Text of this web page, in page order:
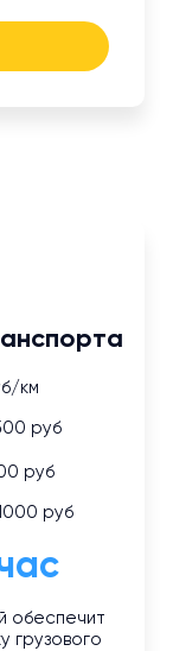
км
руб
руб
руб
обеспечит
грузового